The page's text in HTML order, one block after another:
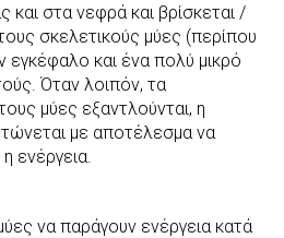
και στα νεφρά και βρίσκεται /
σκελετικούς μύες (περίπου
και ένα πολύ μικρό
Όταν λοιπόν, τα
μύες εξαντλούνται, η
με αποτέλεσμα να
ενέργεια.
να παράγουν ενέργεια κατά